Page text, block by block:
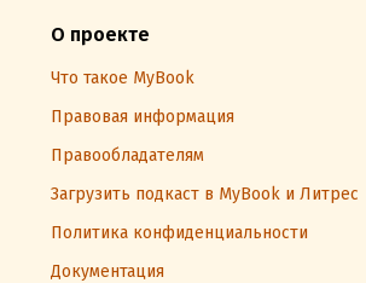
О проекте
Что такое MyBook
Правовая информация
Правообладателям
Загрузить подкаст в MyBook и Литрес
Политика конфиденциальности
Документация